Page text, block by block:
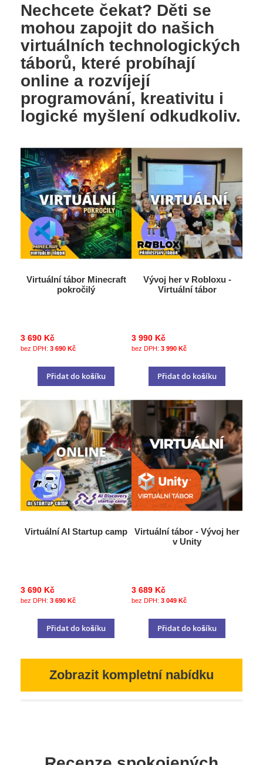
Nechcete čekat? Děti se
mohou zapojit do našich
virtuálních technologických
táborů, které probíhají
online a rozvíjejí
programování, kreativitu i
logické myšlení odkudkoliv.
Virtuální tábor Minecraft
pokročilý
3 690 Kč
3 690 Kč
Přidat do košíku
Vývoj her v Robloxu -
Virtuální tábor
3 990 Kč
3 990 Kč
Přidat do košíku
Virtuální AI Startup camp
3 690 Kč
3 690 Kč
Přidat do košíku
Virtuální tábor - Vývoj her
v Unity
3 689 Kč
3 049 Kč
Přidat do košíku
Zobrazit kompletní nabídku